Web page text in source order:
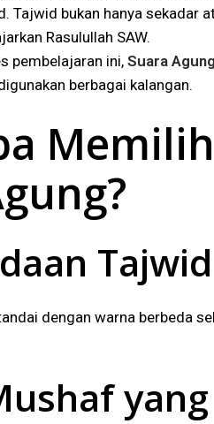
Tajwid bukan hanya sekadar
Rasulullah SAW.
pembelajaran ini, Suara Agung
berbagai kalangan.
dengan warna berbeda